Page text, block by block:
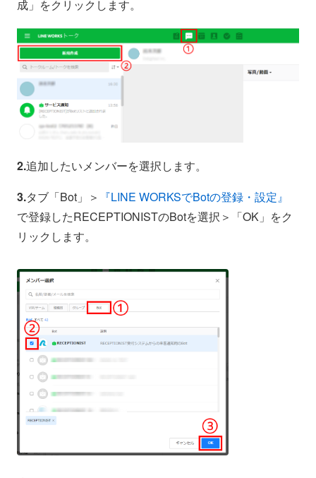
成」をクリックします。
2.追加したいメンバーを選択します。
3.タブ「Bot」＞ 『LINE WORKSでBotの登録・設定』
で登録したRECEPTIONISTのBotを選択＞「OK」をク
リックします。